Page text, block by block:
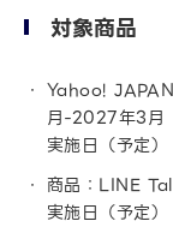
対象商品
Yahoo!
月-2027年3月
実施日（予定
商品：LINE
実施日（予定